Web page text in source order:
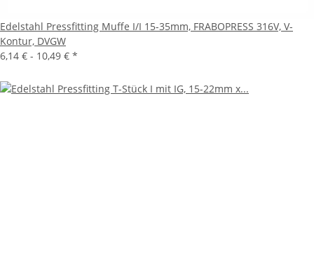
Edelstahl Pressfitting Muffe I/I 15-35mm, FRABOPRESS 316V, V-
Kontur, DVGW
6,14 € - 10,49 € *